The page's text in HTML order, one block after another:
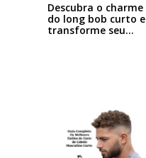
Descubra o charme
do long bob curto e
transforme seu…